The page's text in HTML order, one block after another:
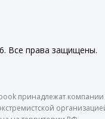
Все права защищены.
принадлежат